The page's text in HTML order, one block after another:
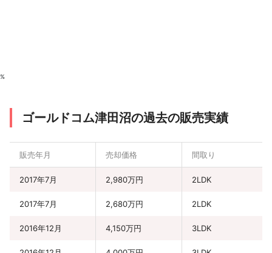
%
ゴールドコム津田沼の過去の販売実績
販売年月 売却価格 間取り
2017年7月 2,980万円 2LDK
2017年7月 2,680万円 2LDK
2016年12月 4,150万円 3LDK